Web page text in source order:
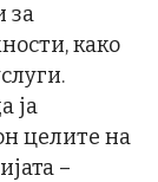
за
како
ја
целите на
–